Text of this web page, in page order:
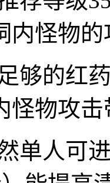
内怪物的
够的红
怪物攻
单人可